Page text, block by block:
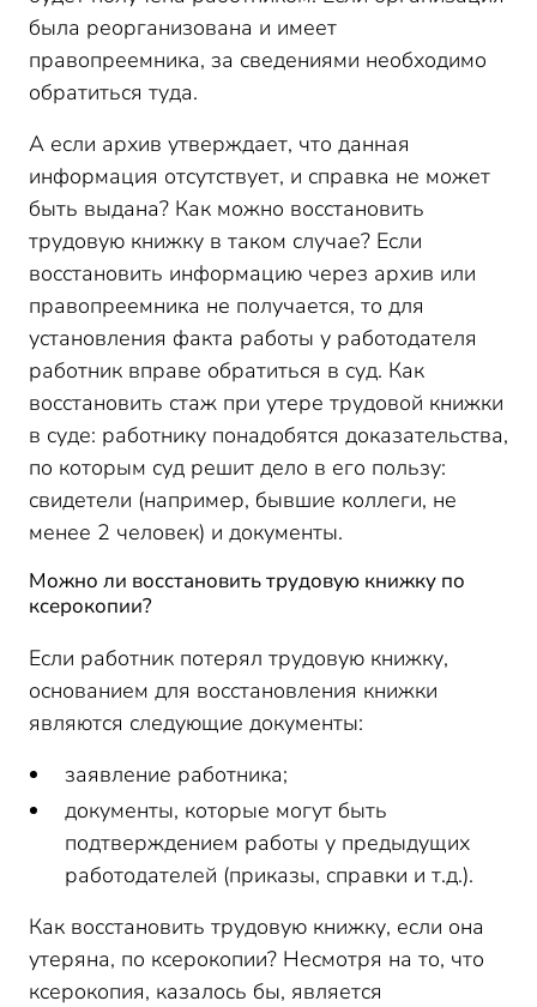
была реорганизована и имеет
правопреемника, за сведениями необходимо
обратиться туда.
А если архив утверждает, что данная
информация отсутствует, и справка не может
быть выдана? Как можно восстановить
трудовую книжку в таком случае? Если
восстановить информацию через архив или
правопреемника не получается, то для
установления факта работы у работодателя
работник вправе обратиться в суд. Как
восстановить стаж при утере трудовой книжки
в суде: работнику понадобятся доказательства,
по которым суд решит дело в его пользу:
свидетели (например, бывшие коллеги, не
менее 2 человек) и документы.
Можно ли восстановить трудовую книжку по
ксерокопии?
Если работник потерял трудовую книжку,
основанием для восстановления книжки
являются следующие документы:
заявление работника;
документы, которые могут быть
подтверждением работы у предыдущих
работодателей (приказы, справки и т.д.).
Как восстановить трудовую книжку, если она
утеряна, по ксерокопии? Несмотря на то, что
ксерокопия, казалось бы, является